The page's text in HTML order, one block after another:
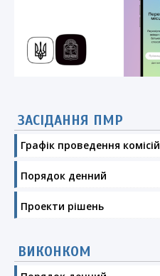
ЗАСІДАННЯ ПМР
Графік проведення комісій
Порядок денний
Проекти рішень
ВИКОНКОМ